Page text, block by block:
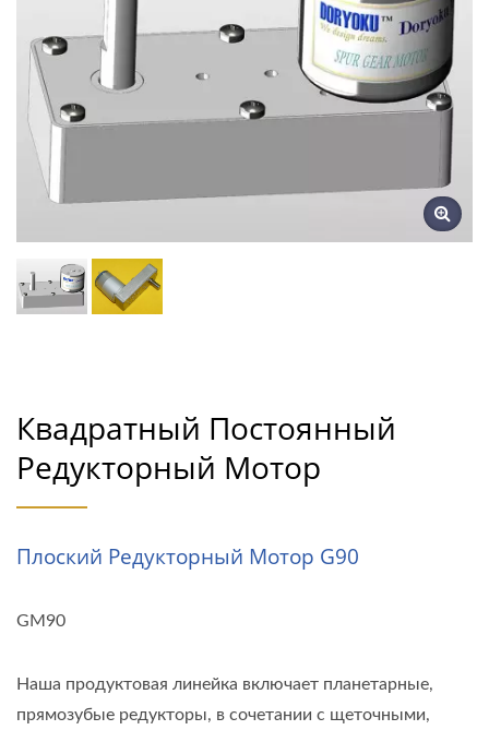
Квадратный Постоянный
Редукторный Мотор
Плоский Редукторный Мотор G90
GM90
Наша продуктовая линейка включает планетарные,
прямозубые редукторы, в сочетании с щеточными,